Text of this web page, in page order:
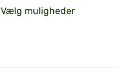
Vælg muligheder